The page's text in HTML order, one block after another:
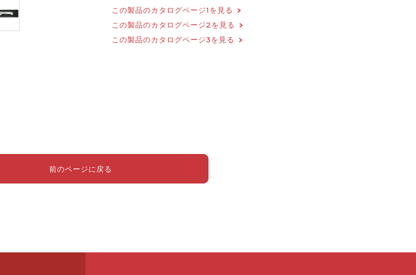
この製品のカタログページ1を見る
この製品のカタログページ2を見る
この製品のカタログページ3を見る
前のページに戻る